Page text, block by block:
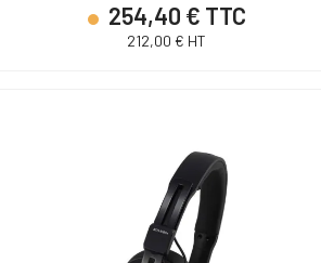
254,40 € TTC
212,00 € HT